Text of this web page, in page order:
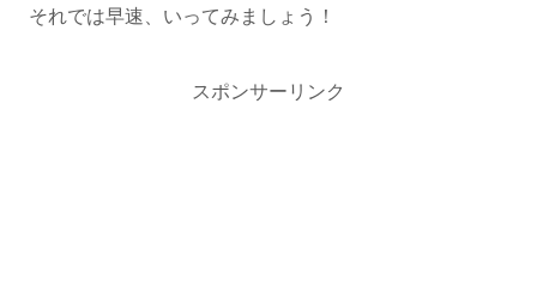
それでは早速、いってみましょう！
スポンサーリンク